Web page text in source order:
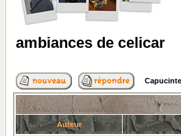
ambiances de celicar
Auteur